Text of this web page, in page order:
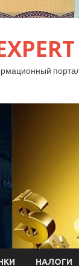
НАЛОГИ